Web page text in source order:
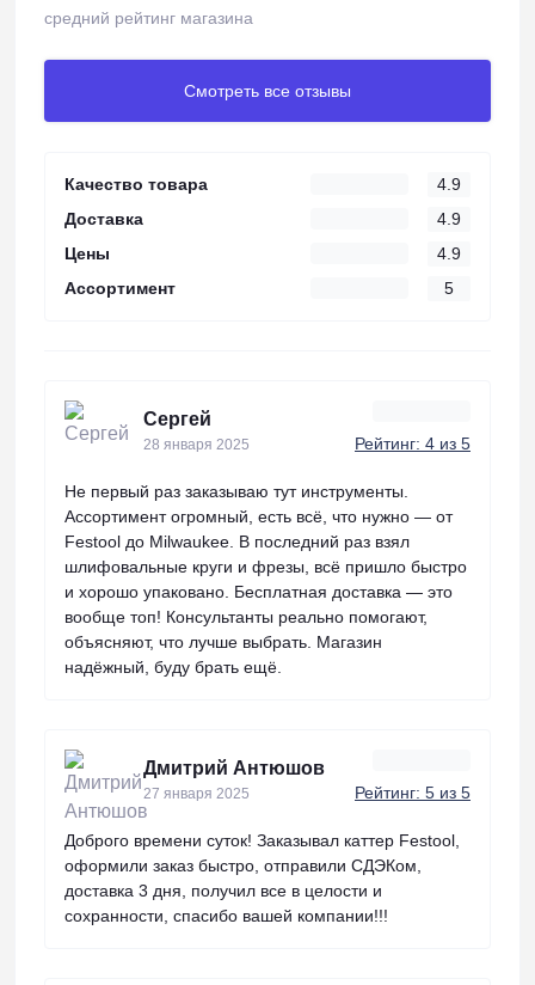
средний рейтинг магазина
Смотреть все отзывы
Качество товара
4.9
Доставка
4.9
Цены
4.9
Ассортимент
5
Сергей
28 января 2025 Рейтинг: 4 из 5
Не первый раз заказываю тут инструменты.
Ассортимент огромный, есть всё, что нужно — от
Festool до Milwaukee. В последний раз взял
шлифовальные круги и фрезы, всё пришло быстро
и хорошо упаковано. Бесплатная доставка — это
вообще топ! Консультанты реально помогают,
объясняют, что лучше выбрать. Магазин
надёжный, буду брать ещё.
Дмитрий Антюшов
27 января 2025 Рейтинг: 5 из 5
Доброго времени суток! Заказывал каттер Festool,
оформили заказ быстро, отправили СДЭКом,
доставка 3 дня, получил все в целости и
сохранности, спасибо вашей компании!!!